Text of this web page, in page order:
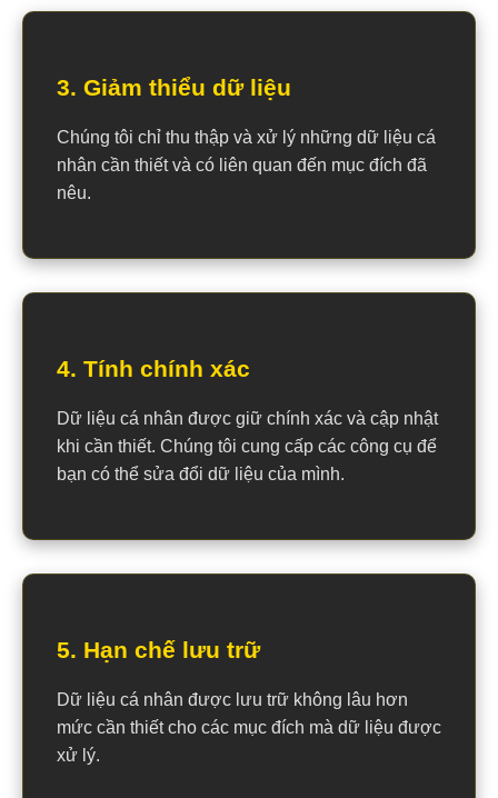
3. Giảm thiểu dữ liệu
Chúng tôi chỉ thu thập và xử lý những dữ liệu cá
nhân cần thiết và có liên quan đến mục đích đã
nêu.
4. Tính chính xác
Dữ liệu cá nhân được giữ chính xác và cập nhật
khi cần thiết. Chúng tôi cung cấp các công cụ để
bạn có thể sửa đổi dữ liệu của mình.
5. Hạn chế lưu trữ
Dữ liệu cá nhân được lưu trữ không lâu hơn
mức cần thiết cho các mục đích mà dữ liệu được
xử lý.